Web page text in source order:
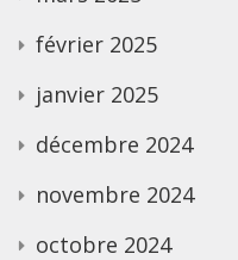
février 2025
janvier 2025
décembre 2024
novembre 2024
octobre 2024